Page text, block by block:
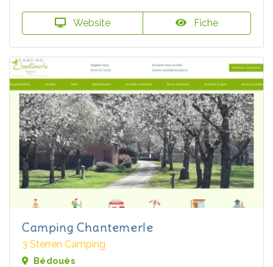
Website Fiche
Camping Chantemerle
3 Sterren Camping
Bédouès